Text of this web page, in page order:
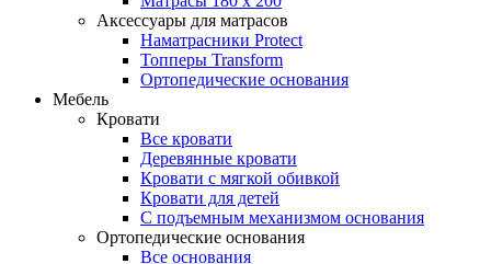
Аксессуары для матрасов
Наматрасники Protect
Топперы Transform
Ортопедические основания
Мебель
Кровати
Все кровати
Деревянные кровати
Кровати с мягкой обивкой
Кровати для детей
С подъемным механизмом основания
Ортопедические основания
Все основания